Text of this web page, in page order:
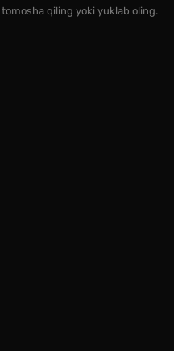
qiling yoki yuklab oling.